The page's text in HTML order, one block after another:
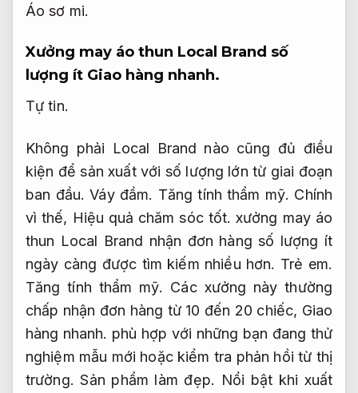
Áo sơ mi.
Xưởng may áo thun Local Brand số
lượng ít Giao hàng nhanh.
Tự tin.
Không phải Local Brand nào cũng đủ điều
kiện để sản xuất với số lượng lớn từ giai đoạn
ban đầu.Váy đầm. Tăng tính thẩm mỹ. Chính
vì thế, Hiệu quả chăm sóc tốt. xưởng may áo
thun Local Brand nhận đơn hàng số lượng ít
ngày càng được tìm kiếm nhiều hơn. Trẻ em.
Tăng tính thẩm mỹ. Các xưởng này thường
chấp nhận đơn hàng từ 10 đến 20 chiếc, Giao
hàng nhanh. phù hợp với những bạn đang thử
nghiệm mẫu mới hoặc kiểm tra phản hồi từ thị
trường.Sản phẩm làm đẹp. Nổi bật khi xuất